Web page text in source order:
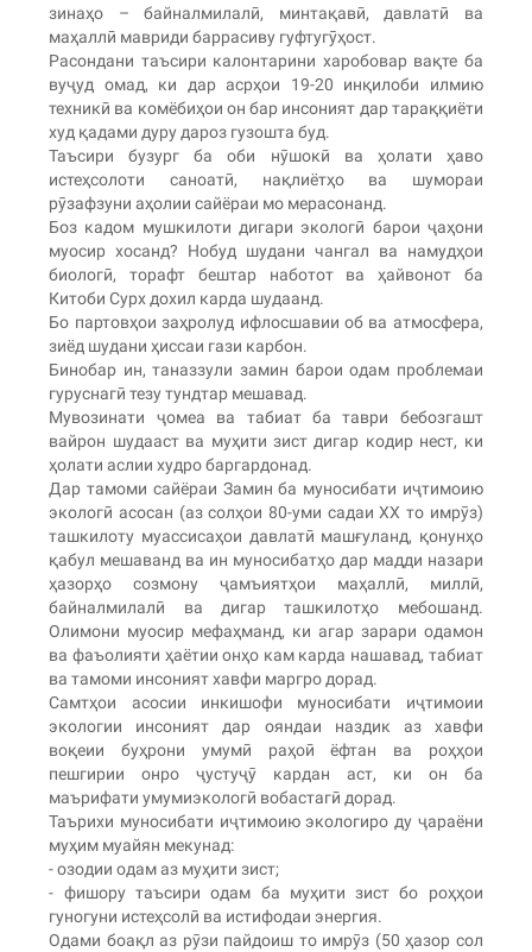
зинаҳо – байналмилалӣ, минтақавӣ, давлатӣ ва
маҳаллӣ мавриди баррасиву гуфтугӯҳост.
Расондани таъсири калонтарини харобовар вақте ба
вуҷуд омад, ки дар асрҳои 19-20 инқилоби илмию
техникӣ ва комёбиҳои он бар инсоният дар тараққиёти
худ қадами дуру дароз гузошта буд.
Таъсири бузург ба оби нӯшокӣ ва ҳолати ҳаво
истеҳсолоти саноатӣ, нақлиётҳо ва шумораи
рӯзафзуни аҳолии сайёраи мо мерасонанд.
Боз кадом мушкилоти дигари экологӣ барои ҷаҳони
муосир хосанд? Нобуд шудани чангал ва намудҳои
биологӣ, торафт бештар наботот ва ҳайвонот ба
Китоби Сурх дохил карда шудаанд.
Бо партовҳои заҳролуд ифлосшавии об ва атмосфера,
зиёд шудани ҳиссаи гази карбон.
Бинобар ин, таназзули замин барои одам проблемаи
гуруснагӣ тезу тундтар мешавад.
Мувозинати ҷомеа ва табиат ба таври бебозгашт
вайрон шудааст ва муҳити зист дигар кодир нест, ки
ҳолати аслии худро баргардонад.
Дар тамоми сайёраи Замин ба муносибати иҷтимоию
экологӣ асосан (аз солҳои 80-уми садаи XX то имрӯз)
ташкилоту муассисаҳои давлатӣ машғуланд, қонунҳо
қабул мешаванд ва ин муносибатҳо дар мадди назари
ҳазорҳо созмону ҷамъиятҳои маҳаллӣ, миллӣ,
байналмилалӣ ва дигар ташкилотҳо мебошанд.
Олимони муосир мефаҳманд, ки агар зарари одамон
ва фаъолияти ҳаётии онҳо кам карда нашавад, табиат
ва тамоми инсоният хавфи маргро дорад.
Самтҳои асосии инкишофи муносибати иҷтимоии
экологии инсоният дар ояндаи наздик аз хавфи
воқеии буҳрони умумӣ раҳоӣ ёфтан ва роҳҳои
пешгирии онро ҷустуҷӯ кардан аст, ки он ба
маърифати умумиэкологӣ вобастагӣ дорад.
Таърихи муносибати иҷтимоию экологиро ду ҷараёни
муҳим муайян мекунад:
- озодии одам аз муҳити зист;
- фишору таъсири одам ба муҳити зист бо роҳҳои
гуногуни истеҳсолӣ ва истифодаи энергия.
Одами боақл аз рӯзи пайдоиш то имрӯз (50 ҳазор сол